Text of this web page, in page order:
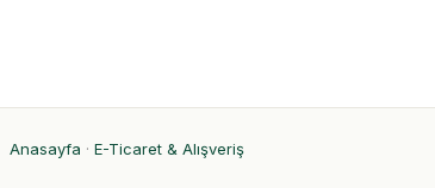
Anasayfa · E-Ticaret & Alışveriş